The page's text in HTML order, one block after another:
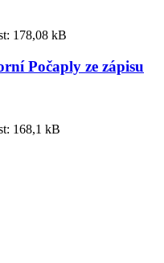
178,08 kB
Počaply ze zápisu
168,1 kB